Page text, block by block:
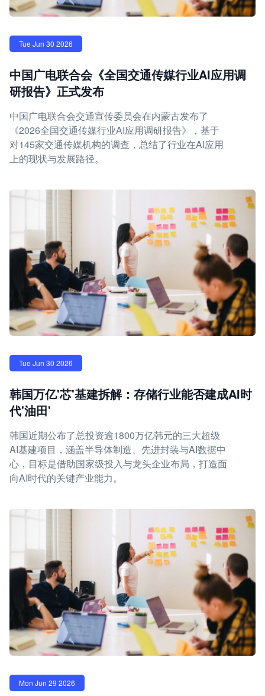
Tue Jun 30 2026
中国广电联合会《全国交通传媒行业AI应用调
研报告》正式发布
中国广电联合会交通宣传委员会在内蒙古发布了
《2026全国交通传媒行业AI应用调研报告》，基于
对145家交通传媒机构的调查，总结了行业在AI应用
上的现状与发展路径。
Tue Jun 30 2026
韩国万亿'芯'基建拆解：存储行业能否建成AI时
代'油田'
韩国近期公布了总投资逾1800万亿韩元的三大超级
AI基建项目，涵盖半导体制造、先进封装与AI数据中
心，目标是借助国家级投入与龙头企业布局，打造面
向AI时代的关键产业能力。
Mon Jun 29 2026